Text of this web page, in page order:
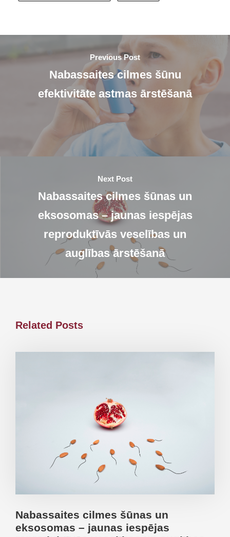
Previous Post
Nabassaites cilmes šūnu
efektivitāte astmas ārstēšanā
Next Post
Nabassaites cilmes šūnas un
eksosomas – jaunas iespējas
reproduktīvās veselības un
auglības ārstēšanā
Related Posts
Nabassaites cilmes šūnas un
eksosomas – jaunas iespējas